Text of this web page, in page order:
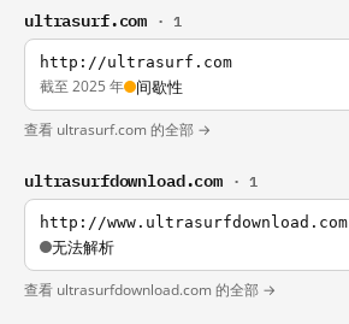
ultrasurf.com · 1
http://ultrasurf.com
截至 2025 年 间歇性
查看 ultrasurf.com 的全部 →
ultrasurfdownload.com · 1
http://www.ultrasurfdownload.com
无法解析
查看 ultrasurfdownload.com 的全部 →